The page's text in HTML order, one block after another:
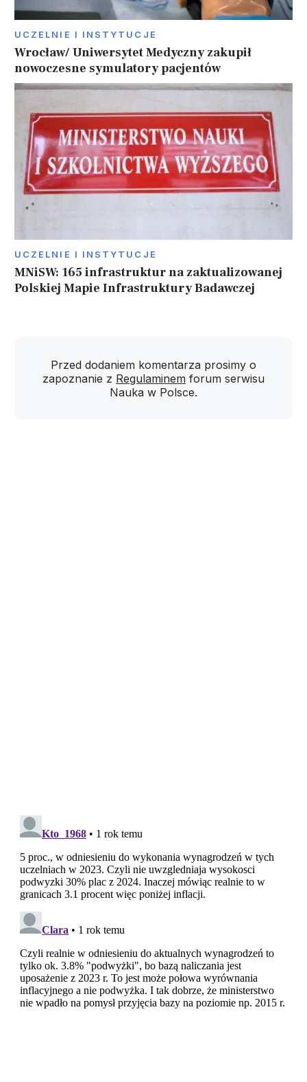
UCZELNIE I INSTYTUCJE
Wrocław/ Uniwersytet Medyczny zakupił
nowoczesne symulatory pacjentów
UCZELNIE I INSTYTUCJE
MNiSW: 165 infrastruktur na zaktualizowanej
Polskiej Mapie Infrastruktury Badawczej
Przed dodaniem komentarza prosimy o
zapoznanie z Regulaminem forum serwisu
Nauka w Polsce.